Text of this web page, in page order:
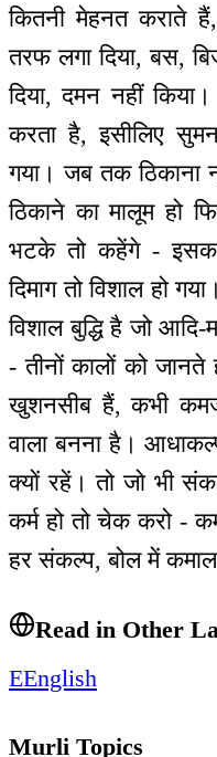
कितनी मेहनत कराते
तरफ लगा दिया, बस,
दिया, दमन नहीं
करता है, इसीलिए
गया। जब तक ठिकाना
ठिकाने का मालूम हो
भटके तो कहेंगे -
दिमाग तो विशाल हो
विशाल बुद्धि है जो
- तीनों कालों को जानते
खुशनसीब हैं, कभी
वाला बनना है।
क्यों रहें। तो जो भी
कर्म हो तो चेक करो -
हर संकल्प, बोल में
Read in Other
EEnglish
Murli Topics